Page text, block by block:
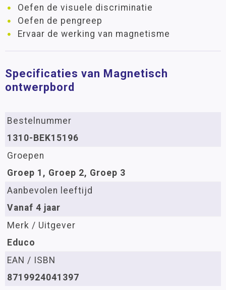
Oefen de visuele discriminatie
Oefen de pengreep
Ervaar de werking van magnetisme
Specificaties van Magnetisch
ontwerpbord
Bestelnummer
1310-BEK15196
Groepen
Groep 1, Groep 2, Groep 3
Aanbevolen leeftijd
Vanaf 4 jaar
Merk / Uitgever
Educo
EAN / ISBN
8719924041397